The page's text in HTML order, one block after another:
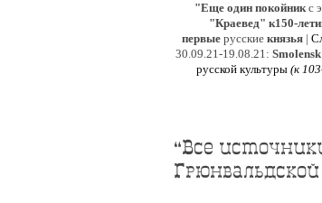
"Еще один покойникс
"Краевед" к150-
первые русские князья |
30.09.21-19.08.21:
русской культуры (к
“Все